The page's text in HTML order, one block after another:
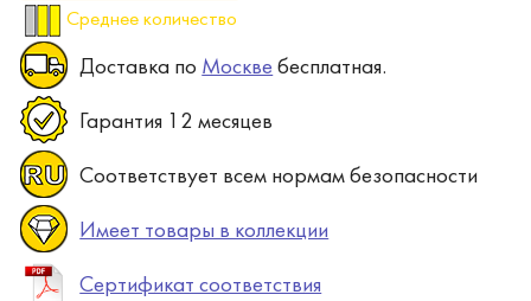
Среднее количество
Доставка по Москве бесплатная.
Гарантия 12 месяцев
Соответствует всем нормам безопасности
Имеет товары в коллекции
Сертификат соответствия